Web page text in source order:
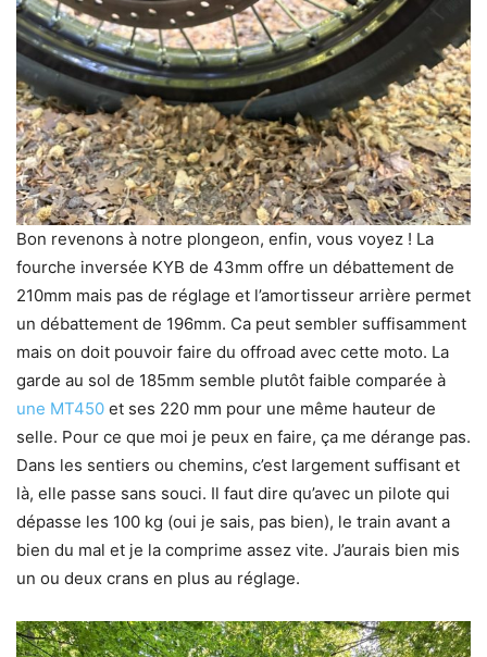
Bon revenons à notre plongeon, enfin, vous voyez ! La
fourche inversée KYB de 43mm offre un débattement de
210mm mais pas de réglage et l’amortisseur arrière permet
un débattement de 196mm. Ca peut sembler suffisamment
mais on doit pouvoir faire du offroad avec cette moto. La
garde au sol de 185mm semble plutôt faible comparée à
une MT450 et ses 220 mm pour une même hauteur de
selle. Pour ce que moi je peux en faire, ça me dérange pas.
Dans les sentiers ou chemins, c’est largement suffisant et
là, elle passe sans souci. Il faut dire qu’avec un pilote qui
dépasse les 100 kg (oui je sais, pas bien), le train avant a
bien du mal et je la comprime assez vite. J’aurais bien mis
un ou deux crans en plus au réglage.